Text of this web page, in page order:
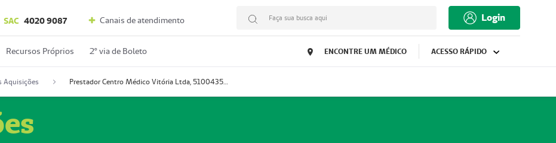
SAC 4020 9087 Canais de atendimento Faça sua busca aqui Login
Recursos Próprios 2º via de Boleto ENCONTRE UM MÉDICO ACESSO RÁPIDO
Aquisições Prestador Centro Médico Vitória Ltda, 51004350-4: Centro Médico Vitória Ltda (Nome Fantasia: Policlínica Master)